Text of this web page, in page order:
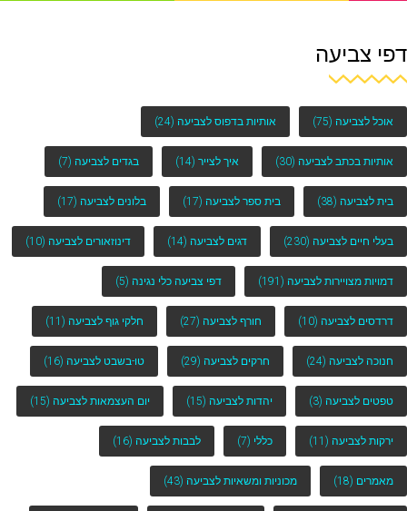
דפי צביעה
אוכל לצביעה (75) אותיות בדפוס לצביעה (24)
אותיות בכתב לצביעה (30) איך לצייר (14) בגדים לצביעה (7)
בית לצביעה (38) בית ספר לצביעה (17) בלונים לצביעה (17)
בעלי חיים לצביעה (230) דגים לצביעה (14) דינוזאורים לצביעה (10)
דמויות מצויירות לצביעה (191) דפי צביעה כלי נגינה (5)
דרדסים לצביעה (10) חורף לצביעה (27) חלקי גוף לצביעה (11)
חנוכה לצביעה (24) חרקים לצביעה (29) טו-בשבט לצביעה (16)
טפטים לצביעה (3) יהדות לצביעה (15) יום העצמאות לצביעה (15)
ירקות לצביעה (11) כללי (7) לבבות לצביעה (16)
מאמרים (18) מכוניות ומשאיות לצביעה (43)